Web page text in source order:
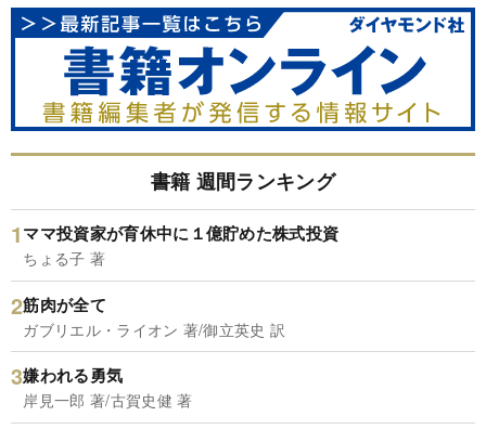
書籍 週間ランキング
ママ投資家が育休中に１億貯めた株式投資
ちょる子 著
筋肉が全て
ガブリエル・ライオン 著/御立英史 訳
嫌われる勇気
岸見一郎 著/古賀史健 著